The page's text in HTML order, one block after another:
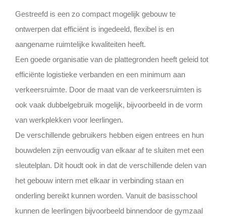
Gestreefd is een zo compact mogelijk gebouw te
ontwerpen dat efficiënt is ingedeeld, flexibel is en
aangename ruimtelijke kwaliteiten heeft.
Een goede organisatie van de plattegronden heeft geleid tot
efficiënte logistieke verbanden en een minimum aan
verkeersruimte. Door de maat van de verkeersruimten is
ook vaak dubbelgebruik mogelijk, bijvoorbeeld in de vorm
van werkplekken voor leerlingen.
De verschillende gebruikers hebben eigen entrees en hun
bouwdelen zijn eenvoudig van elkaar af te sluiten met een
sleutelplan. Dit houdt ook in dat de verschillende delen van
het gebouw intern met elkaar in verbinding staan en
onderling bereikt kunnen worden. Vanuit de basisschool
kunnen de leerlingen bijvoorbeeld binnendoor de gymzaal